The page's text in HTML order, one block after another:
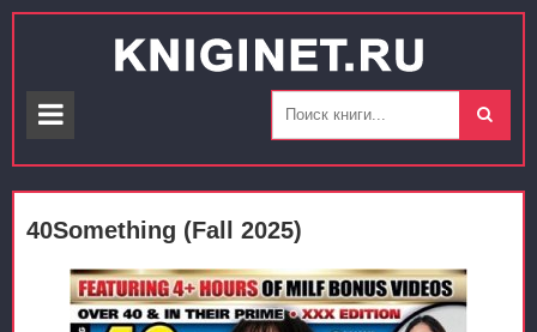
40Something (Fall 2025)